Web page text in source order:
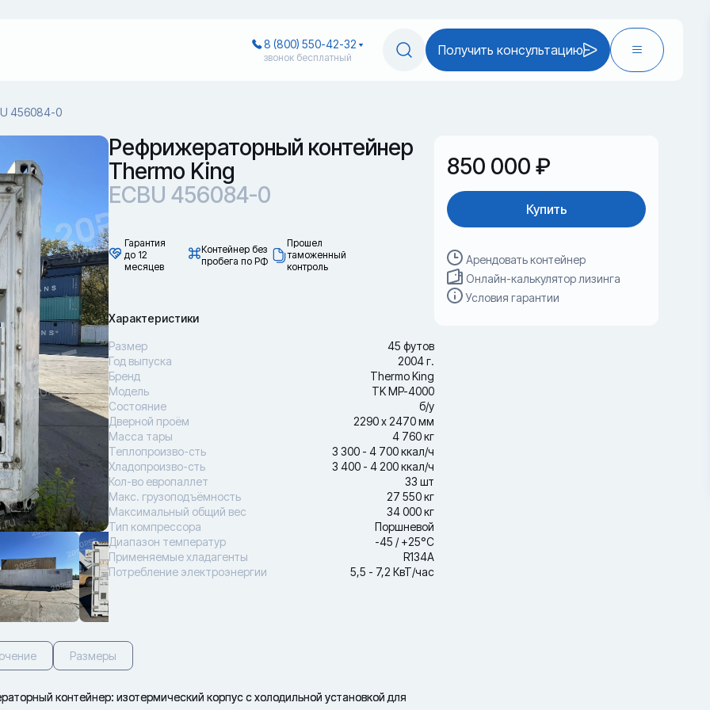
8 (800) 550-42-32
звонок бесплатный Получить консультацию
456084-0
Рефрижераторный контейнер
Thermo King
ECBU 456084-0
Гарантия
до 12
месяцев
Контейнер без
пробега по РФ
Прошел
таможенный
контроль
Характеристики
Размер
45 футов
Год выпуска
2004 г.
Бренд
Thermo King
Модель
TK MP-4000
Состояние
б/у
Дверной проём
2290 х 2470 мм
Масса тары
4 760 кг
Теплопроизво-сть
3 300 - 4 700 ккал/ч
Хладопроизво-сть
3 400 - 4 200 ккал/ч
Кол-во европаллет
33 шт
Макс. грузоподъёмность
27 550 кг
Максимальный общий вес
34 000 кг
Тип компрессора
Поршневой
Диапазон температур
-45 / +25°С
Применяемые хладагенты
R134A
Потребление электроэнергии
5,5 - 7,2 КвТ/час
850 000 ₽
Купить
Арендовать контейнер
Онлайн-калькулятор лизинга
Условия гарантии
Размеры
контейнер: изотермический корпус с холодильной установкой для